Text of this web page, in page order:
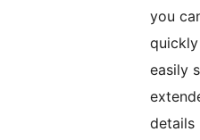
you
easily
details